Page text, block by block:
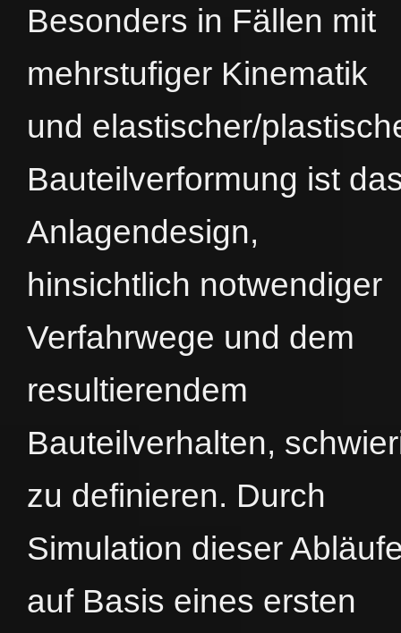
Besonders in Fällen mit
mehrstufiger Kinematik
und elastischer/
Bauteilverformung ist
Anlagendesign,
hinsichtlich notwendiger
Verfahrwege und dem
resultierendem
Bauteilverhalten,
zu definieren. Durch
Simulation dieser
auf Basis eines ersten